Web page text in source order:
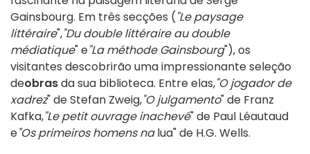
Gainsbourg. Em três secções ("Le paysage
littéraire","Du double littéraire au double
médiatique" e"La méthode Gainsbourg"), os
visitantes descobrirão uma impressionante seleção
deobrasda sua biblioteca. Entre elas,"O jogador de
xadrez" de Stefan Zweig,"O julgamento" de Franz
Kafka,"Le petit ouvrage inachevé" de Paul Léautaud
e"Os primeiros homens nalua" de H.G. Wells.